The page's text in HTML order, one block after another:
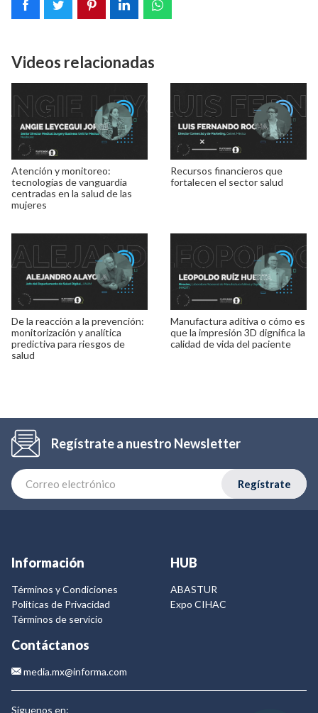
Videos relacionadas
Atención y monitoreo:
tecnologías de vanguardia
centradas en la salud de las
mujeres
Recursos financieros que
fortalecen el sector salud
De la reacción a la prevención:
monitorización y analítica
predictiva para riesgos de
salud
Manufactura aditiva o cómo es
que la impresión 3D dignifica la
calidad de vida del paciente
Regístrate a nuestro Newsletter
Regístrate
Información
Términos y Condiciones
Politicas de Privacidad
Términos de servicio
HUB
ABASTUR
Expo CIHAC
Contáctanos
media.mx@informa.com
Síguenos en: